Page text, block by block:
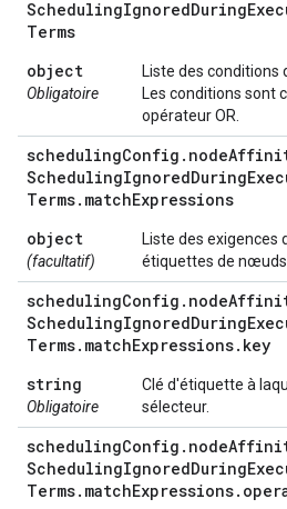
SchedulingIgnoredDuring
Terms
object
Obligatoire
Liste des conditions
Les conditions sont
opérateur OR.
schedulingConfig . node
SchedulingIgnoredDuring
Terms. matchExpressions
object
(facultatif)
Liste des
étiquettes de nœuds.
schedulingConfig . node
SchedulingIgnoredDuring
Terms. matchExpressions. key
string
Obligatoire
Clé d'étiquette à
sélecteur.
schedulingConfig . node
SchedulingIgnoredDuring
Terms. matchExpressions.